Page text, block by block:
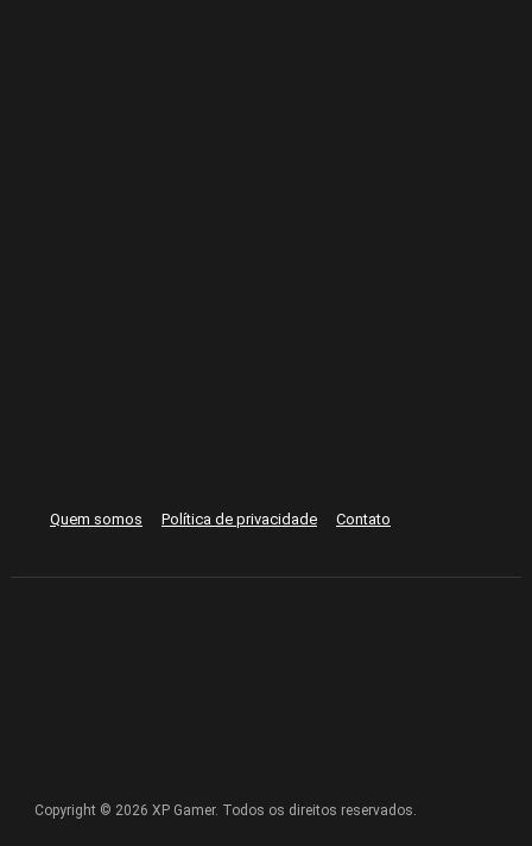
Quem somos Política de privacidade Contato
Copyright © 2026 XP Gamer. Todos os direitos reservados.